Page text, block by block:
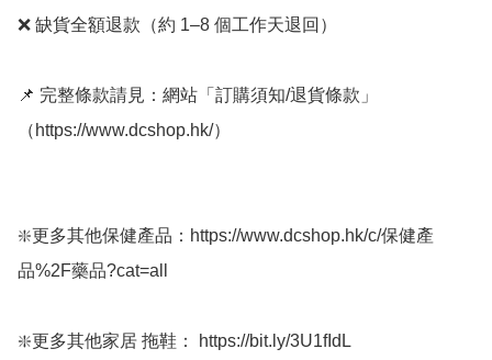
❌ 缺貨全額退款（約 1–8 個工作天退回）
📌 完整條款請見：網站「訂購須知/退貨條款」
（https://www.dcshop.hk/）
❇️更多其他保健產品：https://www.dcshop.hk/c/保健產
品%2F藥品?cat=all
❇️更多其他家居 拖鞋： https://bit.ly/3U1fIdL